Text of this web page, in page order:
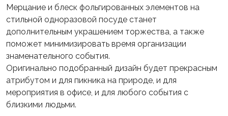
Мерцание и блеск фольгированных элементов на
стильной одноразовой посуде станет
дополнительным украшением торжества, а также
поможет минимизировать время организации
знаменательного события.
Оригинально подобранный дизайн будет прекрасным
атрибутом и для пикника на природе, и для
мероприятия в офисе, и для любого события с
близкими людьми.
рисунком
Фольгированные
сердца/
звёзды
Фольга
45
см
Фольга
День
Рождения
LOVE
День
Влюблённых
Выпускной
1
Миньоны
Пикачу
Леди
Баг
Три
Кота
Ми-
+7(910)888-
48-
60
zakazsharoff@yandex.ru
г.